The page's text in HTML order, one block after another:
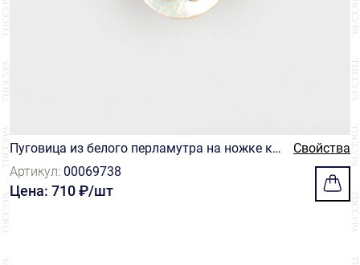
Пуговица из белого перламутра на ножке кр
углой формы, украшенная рельефным цветк
ом из металла
Свойства
Артикул: 00069738
Цена: 710 ₽/шт